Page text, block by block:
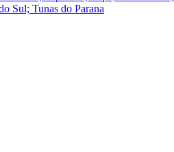
Sul; Tunas do Parana